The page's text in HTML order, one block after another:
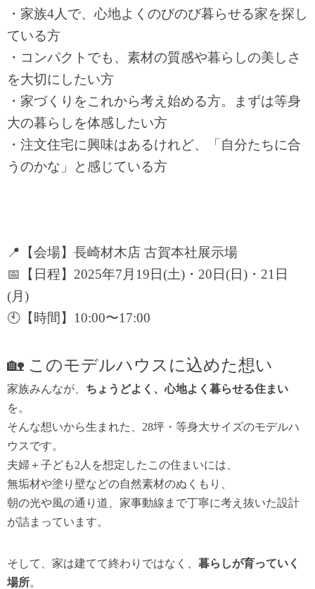
・家族4人で、心地よくのびのび暮らせる家を探し
ている方
・コンパクトでも、素材の質感や暮らしの美しさ
を大切にしたい方
・家づくりをこれから考え始める方。まずは等身
大の暮らしを体感したい方
・注文住宅に興味はあるけれど、「自分たちに合
うのかな」と感じている方
📍【会場】長崎材木店 古賀本社展示場
📅【日程】2025年7月19日(土)・20日(日)・21日
(月)
🕙【時間】10:00〜17:00
🏡 このモデルハウスに込めた想い
家族みんなが、 ちょうどよく、心地よく暮らせる住まい
を。
そんな想いから生まれた、28坪・等身大サイズのモデルハ
ウスです。
夫婦＋子ども2人を想定したこの住まいには、
無垢材や塗り壁などの自然素材のぬくもり、
朝の光や風の通り道、家事動線まで丁寧に考え抜いた設計
が詰まっています。
そして、家は建てて終わりではなく、 暮らしが育っていく
場所。